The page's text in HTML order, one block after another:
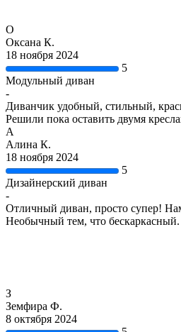
О
Оксана К.
18 ноября 2024
5
Модульный диван
-
Диванчик удобный, стильный,
Решили пока оставить двумя
А
Алина К.
18 ноября 2024
5
Дизайнерский диван
-
Отличный диван, просто супер!
Необычный тем, что
З
Земфира Ф.
8 октября 2024